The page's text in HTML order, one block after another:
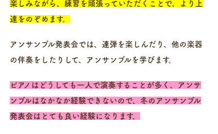
楽しみながら、練習を頑張っていただくことで、より上
達をのぞめます。
アンサンブル発表会では、連弾を楽しんだり、他の楽器
の伴奏をしたりして、アンサンブルを学びます。
ピアノはどうしても一人で演奏することが多く、アンサ
ンブルはなかなか経験できないので、冬のアンサンブル
発表会はとても良い経験になります。